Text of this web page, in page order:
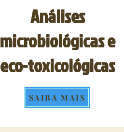
Análises
microbiológicas e
eco-toxicológicas
SAIBA MAIS